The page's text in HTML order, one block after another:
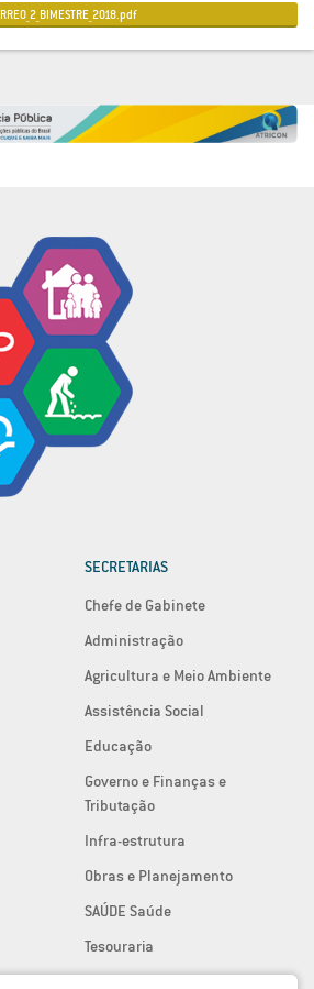
RREO_2_BIMESTRE_2018.pdf
SECRETARIAS
Chefe de Gabinete
Administração
Agricultura e Meio Ambiente
Assistência Social
Educação
Governo e Finanças e
Tributação
Infra-estrutura
Obras e Planejamento
SAÚDE Saúde
Tesouraria